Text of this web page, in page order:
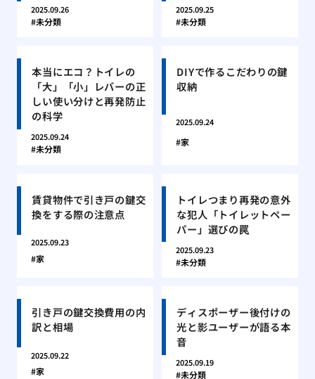
2025.09.26
未分類
2025.09.25
未分類
本当にエコ？トイレの
「大」「小」レバーの正
しい使い分けと再発防止
の科学
2025.09.24
未分類
DIYで作るこだわりの鍵
収納
2025.09.24
家
賃貸物件で引き戸の鍵交
換をする際の注意点
2025.09.23
家
トイレつまり再発の意外
な犯人「トイレットペー
パー」選びの罠
2025.09.23
未分類
引き戸の鍵交換費用の内
訳と相場
2025.09.22
家
ディスポーザー後付けの
光と影ユーザーが語る本
音
2025.09.19
未分類